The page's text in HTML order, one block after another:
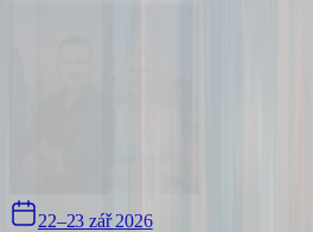
22–23 zář 2026